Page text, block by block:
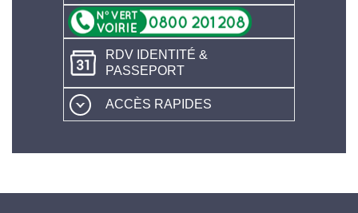
RDV IDENTITÉ &
PASSEPORT
ACCÈS RAPIDES